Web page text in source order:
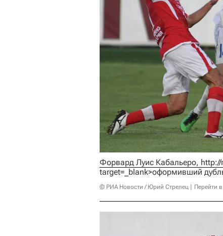
Форвард Луис Кабальеро,
target=_blank>оформивший
© РИА Новости / Юрий Стрелец Перейти